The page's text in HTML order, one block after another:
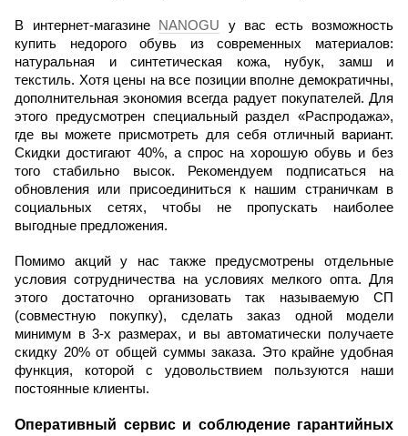
В интернет-магазине NANOGU у вас есть возможность
купить недорого обувь из современных материалов:
натуральная и синтетическая кожа, нубук, замш и
текстиль. Хотя цены на все позиции вполне демократичны,
дополнительная экономия всегда радует покупателей. Для
этого предусмотрен специальный раздел «Распродажа»,
где вы можете присмотреть для себя отличный вариант.
Скидки достигают 40%, а спрос на хорошую обувь и без
того стабильно высок. Рекомендуем подписаться на
обновления или присоединиться к нашим страничкам в
социальных сетях, чтобы не пропускать наиболее
выгодные предложения.
Помимо акций у нас также предусмотрены отдельные
условия сотрудничества на условиях мелкого опта. Для
этого достаточно организовать так называемую СП
(совместную покупку), сделать заказ одной модели
минимум в 3-х размерах, и вы автоматически получаете
скидку 20% от общей суммы заказа. Это крайне удобная
функция, которой с удовольствием пользуются наши
постоянные клиенты.
Оперативный сервис и соблюдение гарантийных